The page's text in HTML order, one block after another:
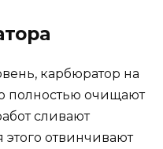
карбюратор на
полностью очищают
сливают
этого отвинчивают